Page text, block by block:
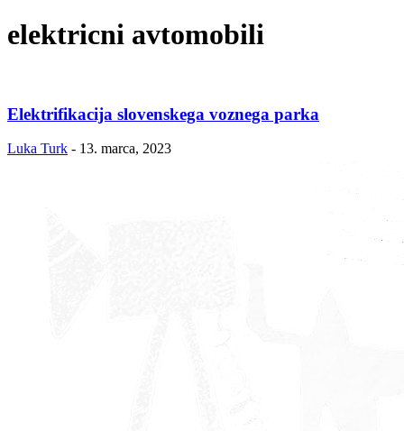
elektricni avtomobili
Elektrifikacija slovenskega voznega parka
Luka Turk - 13. marca, 2023